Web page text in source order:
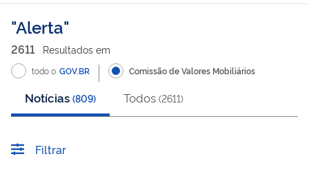
Busca
Alerta
2611 Resultados em
todo o GOV.BR Comissão de Valores Mobiliários
Notícias (809) Todos (2611)
Filtrar